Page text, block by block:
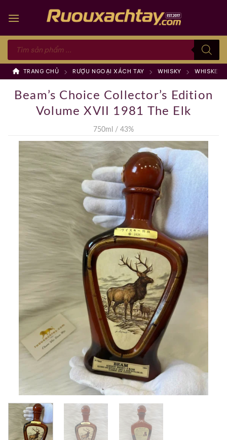
Tìm
kiếm
phẩm
TRANG CHỦ RƯỢU NGOẠI XÁCH TAY WHISKY WHISKEY
Beam’s Choice Collector’s Edition
Volume XVII 1981 The Elk
750ml / 43%